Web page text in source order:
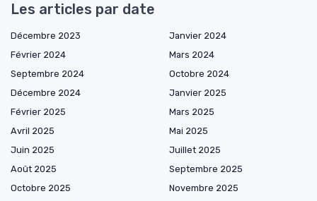
Les articles par date
Décembre 2023
Janvier 2024
Février 2024
Mars 2024
Septembre 2024
Octobre 2024
Décembre 2024
Janvier 2025
Février 2025
Mars 2025
Avril 2025
Mai 2025
Juin 2025
Juillet 2025
Août 2025
Septembre 2025
Octobre 2025
Novembre 2025